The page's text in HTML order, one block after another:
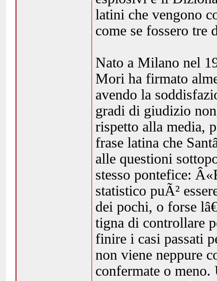
latini che vengono
come se fossero
Nato a Milano nel
Mori ha firmato
avendo la
gradi di giudizio
rispetto alla media,
frase latina che
alle questioni
stesso pontefice:
statistico puÃ²
dei pochi, o forse
tigna di controllare
finire i casi passati
non viene neppure
confermate o